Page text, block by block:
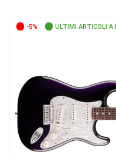
-5% ULTIMI ARTICOLI A